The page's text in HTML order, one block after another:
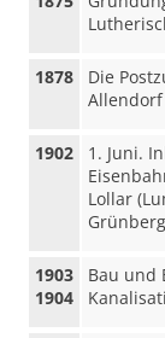
1878
Die
1902
1. Juni.
Lollar
1903
1904
Bau und